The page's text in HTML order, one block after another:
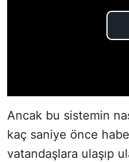
Ancak bu sistemin
kaç saniye önce
vatandaşlara ulaşıp